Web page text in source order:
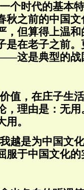
个时代的基本
秋之前的中国
，但算得上温
是在老子之前
这是典型的战
值，在庄子生
，理由是：无
。
越是为中国文
服于中国文化